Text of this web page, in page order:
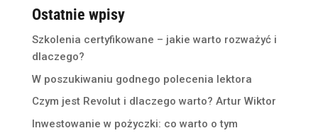
Ostatnie wpisy
Szkolenia certyfikowane – jakie warto rozważyć i
dlaczego?
W poszukiwaniu godnego polecenia lektora
Czym jest Revolut i dlaczego warto? Artur Wiktor
Inwestowanie w pożyczki: co warto o tym